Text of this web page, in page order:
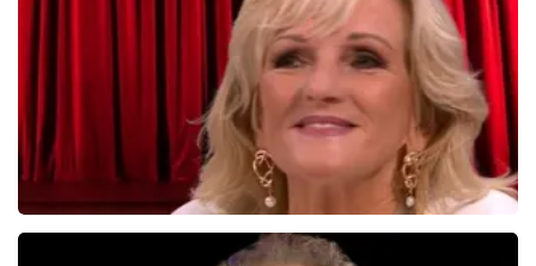
Tineke Schouten